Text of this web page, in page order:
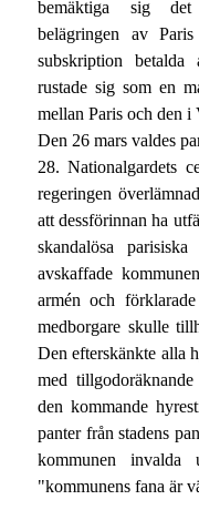
bemäktiga sig det
belägringen av
subskription
rustade sig som en
mellan Paris och den i
Den 26 mars valdes
28. Nationalgardets
regeringen
att dessförinnan ha
skandalösa
avskaffade
armén och
medborgare skulle
Den efterskänkte alla
med
den kommande
panter från stadens
kommunen invalda
"kommunens fana är